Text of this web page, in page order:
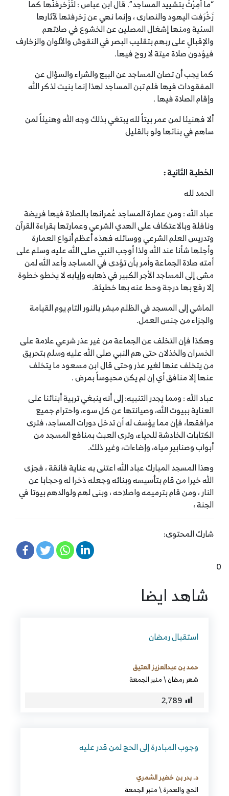
“ما أمِرْتُ بتشييد المساجد”. قال ابن عباس : لَتُزَخرفُنّها كما
زَخْرَفت اليهود والنصارى ، وإنما نهي عن زخرفتها لآثارها
السئية ومنها إشغال المصلين عن الخشوع في صلاتهم
والإقبالِ على ربهم بتقليب البصر في النقوش والألوان والزخارف
فيؤدون صلاة ميتة لا روح فيها.
كما يجب أن تصان المساجد عن البيع والشراء والسؤال عن
المفقودات فيها فلم تبن المساجد لهذا إنما بنيت لذكر الله
وإقام الصلاة فيها .
ألا فهنيئا لمن عمر بيتاً لله يبتغي بذلك وجه الله وهنيئاً لمن
ساهم في بنائها ولو بالقليل
الخطبة الثانية :
الحمد لله
عباد الله : ومن عمارة المساجد عُمرانها بالصلاة فيها فريضة
ونافلة وبالاعتكاف على الهدي الشرعي وعمارتها بقراءة القرآن
وتدريس العلم الشرعي ووسائله فهذه أعظم أنواع العمارة
وأجلها شأنا عند الله ولذا أوجب النبي صلى الله عليه وسلم على
أمته صلاة الجماعة وأمر بأن تؤدى في المساجد وأعد الله لمن
مشى إلى المساجد الأجر الكبير في ذهابه وإيابه لا يخطو خطوة
إلا رفع بها درجة وحط عنه بها خطيئة.
الماشي إلى المسجد في الظلم مبشر بالنور التام يوم القيامة
والجزاء من جنس العمل.
وهكذا فإن التخلف عن الجماعة من غير عذر شرعي علامة على
الخسران والخذلان حتى هم النبي صلى الله عليه وسلم بتحريق
من يتخلف عنها لغير عذر وحتى قال ابن مسعود ما يتخلف
عنها إلا منافق أي إن لم يكن محبوساً بمرض .
عباد الله : ومما يجدر التنبيه: إلى أنه ينبغي تربية أبنائنا على
العناية ببيوت الله، وصيانتها عن كل سوء، واحترام جميع
مرافقها، فإن مما يؤسف له أن تدخل دورات المساجد، فترى
الكتابات الخادشة للحياء، وترى العبث بمنافع المسجد من
أبواب وصنابيرِ مياه، وإضاءات، وغير ذلك.
وهذا المسجد المبارك عباد الله اعتنى به عناية فائقة ، فجزى
الله خيرا من قام بتأسيسه وبنائه وجعله ذخرا له وحجابا عن
النار ، ومن قام بترميمه واصلاحه ، وبنى لهم ولوالدهم بيوتا في
الجنة ،
شارك المحتوى:
0
شاهد ايضا
استقبال رمضان
حمد بن عبدالعزيز العتيق
شهر رمضان\منبر الجمعة
2٬789
وجوب المبادرة إلى الحج لمن قدر عليه
د. بدر بن خضير الشمري
الحج والعمرة\منبر الجمعة